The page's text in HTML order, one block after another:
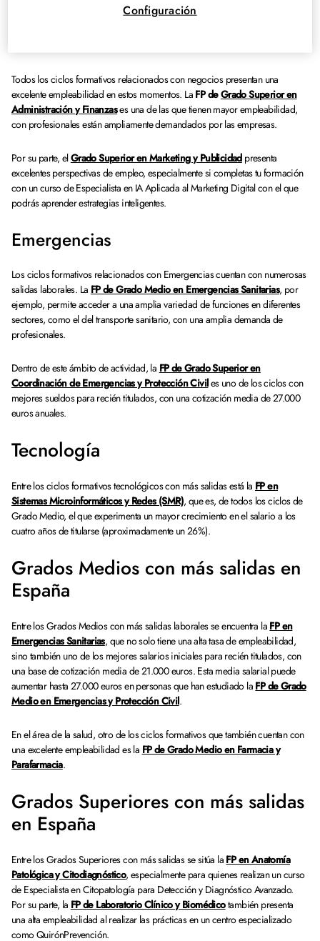
para quienes se especializan en Ecografía General e Imágenes Diagnósticas.
Todos los ciclos formativos relacionados con negocios presentan una
excelente empleabilidad en estos momentos. La FP deGrado Superior en
Administración y Finanzases una de las que tienen mayor empleabilidad,
con profesionales están ampliamente demandados por las empresas.
Por su parte, elGrado Superior en Marketing y Publicidadpresenta
excelentes perspectivas de empleo, especialmente si completas tu formación
con un curso de Especialista en IA Aplicada al Marketing Digital con el que
podrás aprender estrategias inteligentes.
Emergencias
Los ciclos formativos relacionados con Emergencias cuentan con numerosas
salidas laborales. La FP de Grado Medio en Emergencias Sanitarias, por
ejemplo, permite acceder a una amplia variedad de funciones en diferentes
sectores, como el del transporte sanitario, con una amplia demanda de
profesionales.
Dentro de este ámbito de actividad, la FP de Grado Superior en
Coordinación de Emergencias y Protección Civiles uno de los ciclos con
mejores sueldos para recién titulados, con una cotización media de 27.000
euros anuales.
Tecnología
Entre los ciclos formativos tecnológicos con más salidas está la FP en
Sistemas Microinformáticos y Redes (SMR), que es, de todos los ciclos de
Grado Medio, el que experimenta un mayor crecimiento en el salario a los
cuatro años de titularse (aproximadamente un 26%).
Grados Medios con más salidas en
España
Entre los Grados Medios con más salidas laborales se encuentra la FP en
Emergencias Sanitarias, que no solo tiene una alta tasa de empleabilidad,
sino también uno de los mejores salarios iniciales para recién titulados, con
una base de cotización media de 21.000 euros. Esta media salarial puede
aumentar hasta 27.000 euros en personas que han estudiado la FP de Grado
Medio en Emergencias y Protección Civil.
En el área de la salud, otro de los ciclos formativos que también cuentan con
una excelente empleabilidad es la FP de Grado Medio en Farmacia y
Parafarmacia.
Grados Superiores con más salidas
en España
Entre los Grados Superiores con más salidas se sitúa la FP en Anatomía
Patológica y Citodiagnóstico, especialmente para quienes realizan un curso
de Especialista en Citopatología para Detección y Diagnóstico Avanzado.
Por su parte, la FP de Laboratorio Clínico y Biomédicotambién presenta
una alta empleabilidad al realizar las prácticas en un centro especializado
como QuirónPrevención.
Configuración